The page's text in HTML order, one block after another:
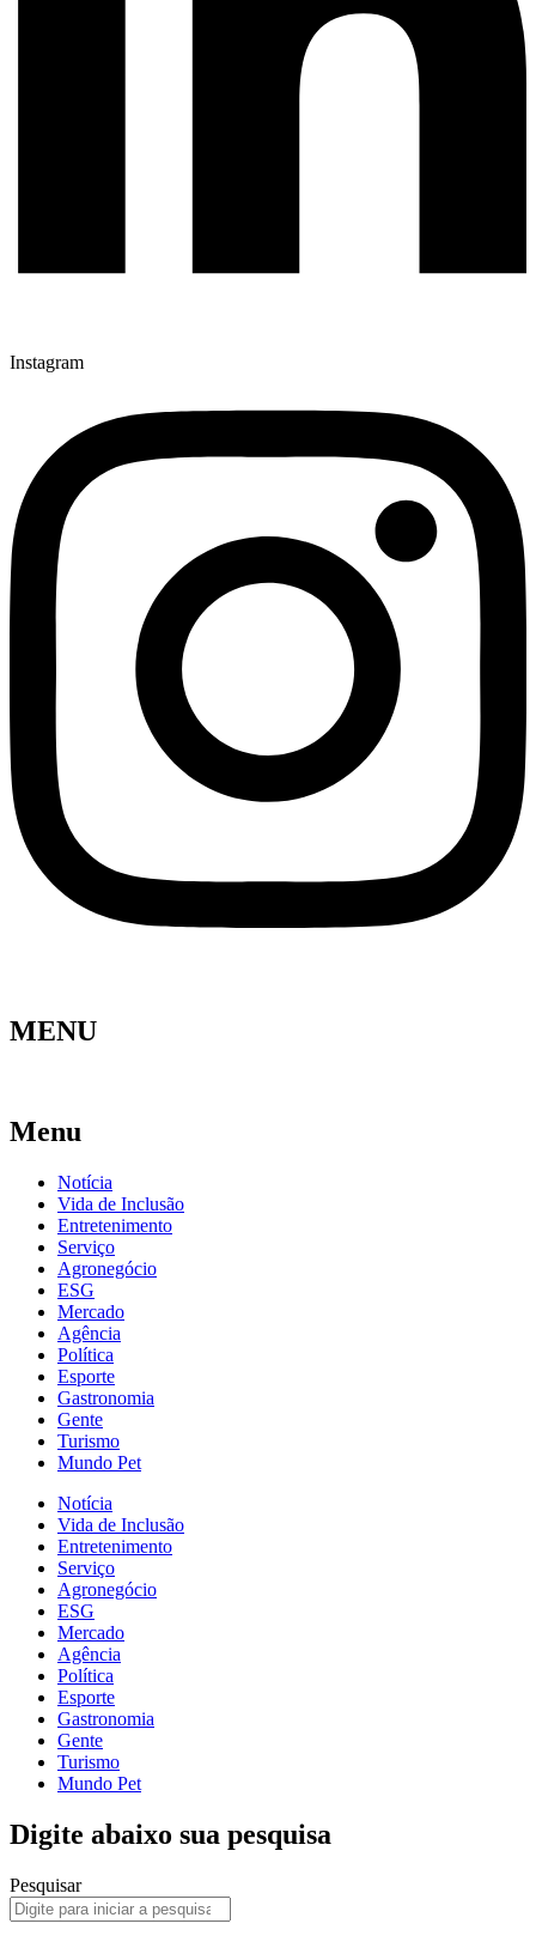
Instagram
MENU
Menu
Notícia
Vida de Inclusão
Entretenimento
Serviço
Agronegócio
ESG
Mercado
Agência
Política
Esporte
Gastronomia
Gente
Turismo
Mundo Pet
Notícia
Vida de Inclusão
Entretenimento
Serviço
Agronegócio
ESG
Mercado
Agência
Política
Esporte
Gastronomia
Gente
Turismo
Mundo Pet
Digite abaixo sua pesquisa
Pesquisar